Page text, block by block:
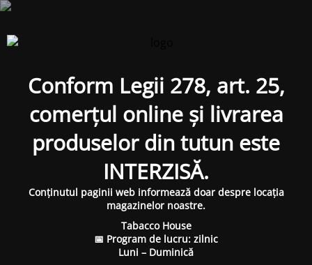
Conform Legii 278, art. 25,
comerțul online și livrarea
produselor din tutun este
INTERZISĂ.
Conținutul paginii web informează doar despre locația
magazinelor noastre.
Tabacco House
📅 Program de lucru: zilnic
Luni – Duminică